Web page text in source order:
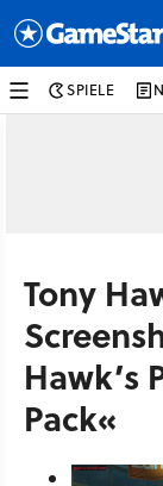
SPIELE
Tony
Hawk’s
Pack«